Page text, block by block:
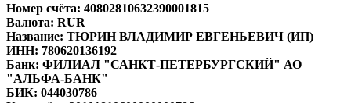
Номер счёта: 40802810632390001815
Валюта: RUR
Название: ТЮРИН ВЛАДИМИР ЕВГЕНЬЕВИЧ (ИП)
ИНН: 780620136192
Банк: ФИЛИАЛ "САНКТ-ПЕТЕРБУРГСКИЙ" АО
"АЛЬФА-БАНК"
БИК: 044030786